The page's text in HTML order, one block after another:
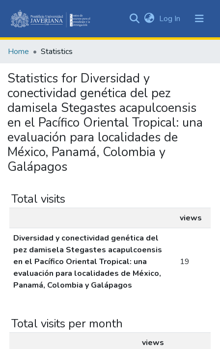
&
All of DSpace
Log In (current)
Home Statistics
Statistics for Diversidad y
conectividad genética del pez
damisela Stegastes acapulcoensis
en el Pacífico Oriental Tropical: una
evaluación para localidades de
México, Panamá, Colombia y
Galápagos
Total visits
views
Diversidad y conectividad genética del
pez damisela Stegastes acapulcoensis
en el Pacífico Oriental Tropical: una
evaluación para localidades de México,
Panamá, Colombia y Galápagos
19
Total visits per month
views